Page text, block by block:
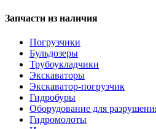
Запчасти из наличия
Погрузчики
Бульдозеры
Трубоукладчики
Экскаваторы
Экскаватор-погрузчик
Гидробуры
Оборудование для
Гидромолоты